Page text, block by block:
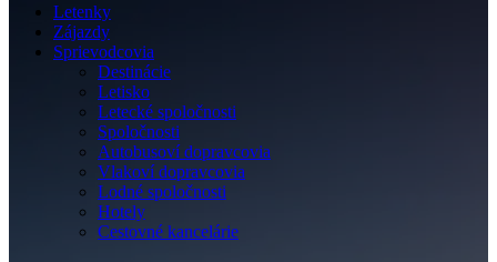
Letenky
Zájazdy
Sprievodcovia
Destinácie
Letisko
Letecké spoločnosti
Spoločnosti
Autobusoví dopravcovia
Vlakoví dopravcovia
Lodné spoločnosti
Hotely
Cestovné kancelárie